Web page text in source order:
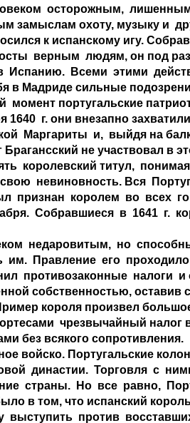
осторожным,  лишенным
замыслам охоту, музыку и
к испанскому игу.
верным  людям, он под
Испанию.  Всеми  этими
в Мадриде сильные
момент португальские
1640  г. они внезапно
Маргариты  и,  выйдя на
Брагансский не участвовал в
королевский титул,
невиновность. Вся
признан  королем  во  всех
Собравшиеся  в  1641  г.
недаровитым,  но
им.  Правление  его
противозаконные  налоги
собственностью, оставив
короля произвел
чрезвычайный
без всякого
войско. Португальские
династии.  Торговля  с
страны.  Но  все  равно,
в том, что испанский
выступить  против